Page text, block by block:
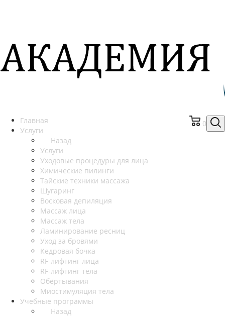
0
Главная
Услуги
Назад
Услуги
Уходовые процедуры для лица
Химические пилинги
Тайские техники массажа
Шугаринг
Восковая депиляция
Массаж лица
Массаж тела
Ламинирование ресниц
Уход за бровями
Кедровая бочка
RF-лифтинг лица
RF-лифтинг тела
Обёртывания
Миостимуляция тела
Учебные программы
Назад